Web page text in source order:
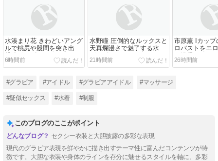
水湊まり花 きわどいアング
ルで桃尻や股間を突き出す
挑発ポーズ
6時間前
水野瞳 圧倒的なルックスと
天真爛漫さで魅了する水着
グラビア
21時間前
市原薫 Iカップ
ロバストをエ
で激揉み
26時間前
#グラビア #アイドル #グラビアアイドル #マッサージ
#疑似セックス #水着 #制服
このブログのここがポイント
セクシー衣装と大胆披露の多彩な表現
現代のグラビア表現を鮮やかに描き出すテーマ性に富んだコンテンツが特
徴です。大胆な衣装や身体のラインを存分に魅せるスタイルを軸に、多彩